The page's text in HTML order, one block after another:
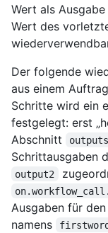
Wert als
Wert des
Der folgende
aus einem
Schritte wird ein
festgelegt: erst
Abschnitt
outputs
Schrittausgaben
output2
Ausgaben für
namens